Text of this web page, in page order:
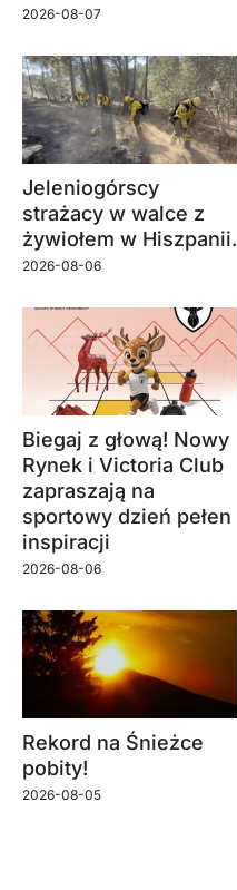
2026-08-07
Jeleniogórscy
strażacy w walce z
żywiołem w Hiszpanii.
2026-08-06
Biegaj z głową! Nowy
Rynek i Victoria Club
zapraszają na
sportowy dzień pełen
inspiracji
2026-08-06
Rekord na Śnieżce
pobity!
2026-08-05